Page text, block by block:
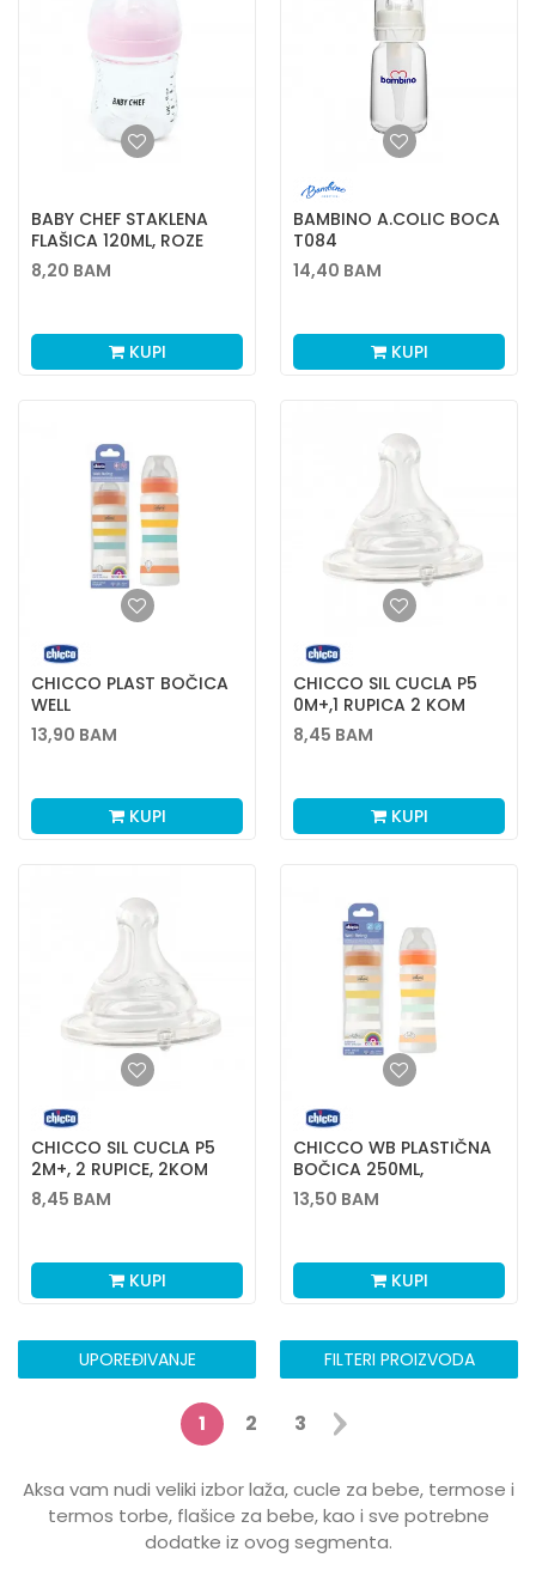
BABY CHEF STAKLENA
FLAŠICA 120ML, ROZE
8,20 BAM
KUPI
BAMBINO A.COLIC BOCA
T084
14,40 BAM
KUPI
CHICCO PLAST BOČICA
WELL
BEING,ANTIC.330ML,4M+NEUT
13,90 BAM
KUPI
CHICCO SIL CUCLA P5
0M+,1 RUPICA 2 KOM
8,45 BAM
KUPI
CHICCO SIL CUCLA P5
2M+, 2 RUPICE, 2KOM
8,45 BAM
KUPI
CHICCO WB PLASTIČNA
BOČICA 250ML,
SIL,2M+,NEUTRAL
13,50 BAM
KUPI
UPOREĐIVANJE FILTERI PROIZVODA
1 2 3
Aksa vam nudi veliki izbor laža, cucle za bebe, termose i
termos torbe, flašice za bebe, kao i sve potrebne
dodatke iz ovog segmenta.